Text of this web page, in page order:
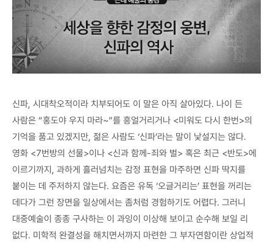
신파, 시대착오적이라 치부되어도 이 말은 아직 살아있다. 나이 든
사람은 “홍도야 우지 마라~”를 흥얼거리거나 <미워도 다시 한번>의
기억을 품고 있겠지만, 젊은 사람도 ‘신파’라는 말이 낯설지는 않다.
영화 <7번방의 선물>이나 <신과 함께-죄와 벌> 혹은 최근 <반도>에
이르기까지, 과하게 흘러넘치는 감정 표현을 마주하면 신파 딱지를
붙이는 데 주저하지 않는다. 요즘은 유독 ‘오글거리는’ 표현을 꺼리는
데다가 그런 장면을 일상에서는 좀처럼 경험하기도 어렵다. 그러니
대중예술이 종종 구사하는 이 과잉이 이상해 보이고 순수해 보일 리
없다. 미학적 완결성을 해치면서까지 마련한 그 부자연함이란 상업적